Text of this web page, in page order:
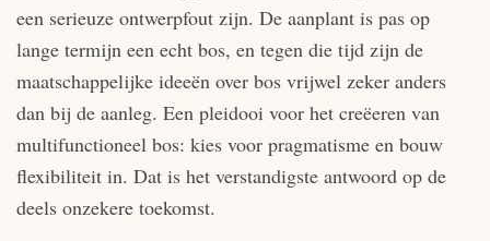
een serieuze ontwerpfout zijn. De aanplant is pas op
lange termijn een echt bos, en tegen die tijd zijn de
maatschappelijke ideeën over bos vrijwel zeker anders
dan bij de aanleg. Een pleidooi voor het creëeren van
multi­functioneel bos: kies voor pragmatisme en bouw
flexibiliteit in. Dat is het verstandigste antwoord op de
deels onzekere toekomst.